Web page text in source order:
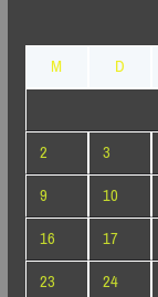
M
D
2
3
9
10
16
17
23
24